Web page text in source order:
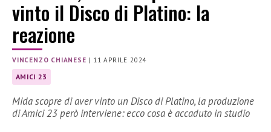
vinto il Disco di Platino: la
reazione
VINCENZO CHIANESE | 11 APRILE 2024
AMICI 23
Mida scopre di aver vinto un Disco di Platino, la produzione
di Amici 23 però interviene: ecco cosa è accaduto in studio